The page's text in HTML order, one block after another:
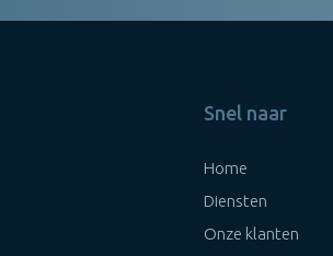
Snel naar
Home
Diensten
Onze klanten